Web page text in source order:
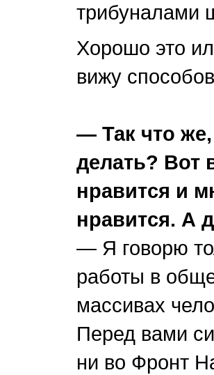
трибуналами
Хорошо это
вижу
— Так что же,
делать? Вот
нравится и
нравится. А
— Я говорю
работы в
массивах
Перед вами
ни во Фронт